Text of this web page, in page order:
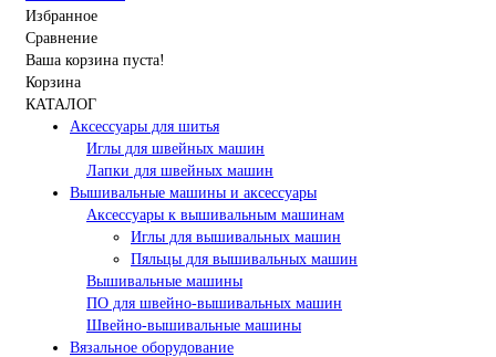
Избранное
Сравнение
Ваша корзина пуста!
Корзина
КАТАЛОГ
Аксессуары для шитья
Иглы для швейных машин
Лапки для швейных машин
Вышивальные машины и аксессуары
Аксессуары к вышивальным машинам
Иглы для вышивальных машин
Пяльцы для вышивальных машин
Вышивальные машины
ПО для швейно-вышивальных машин
Швейно-вышивальные машины
Вязальное оборудование